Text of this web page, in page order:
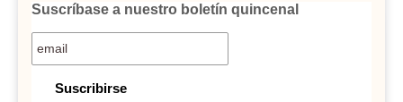
Suscríbase a nuestro boletín quincenal